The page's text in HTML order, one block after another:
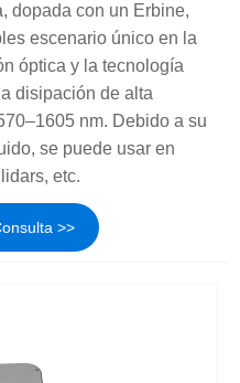
dopada con un Erbine,
escenario único en la
óptica y la tecnología
disipación de alta
nm. Debido a su
se puede usar en
etc.
>>